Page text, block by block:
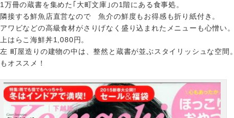
1万冊の蔵書を集めた｢大町文庫｣の1階にある食事処。
隣接する鮮魚店直営なので 魚介の鮮度もお得感も折り紙付き。
アワビなどの高級食材がさりげなく盛り込まれたメニューも心憎い。
上はらこ海鮮丼1,080円。
左 町屋造りの建物の中は、整然と蔵書が並ぶスタイリッシュな空間。
もオススメ！